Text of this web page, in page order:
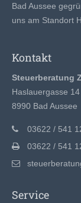
Bad Aussee
uns am Standort
Kontakt
Steuerberatung
Haslauergasse 14
8990 Bad Aussee
03622 / 541
03622 / 541
Service